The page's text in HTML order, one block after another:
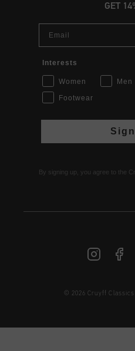
FR | € EUR
GET
Interests
Women Men
Footwear
By signing up, you agree to the
© 2026 Cruyff